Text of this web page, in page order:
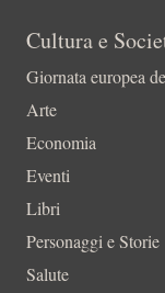
Cultura e
Giornata europea
Arte
Economia
Eventi
Libri
Personaggi e Storie
Salute